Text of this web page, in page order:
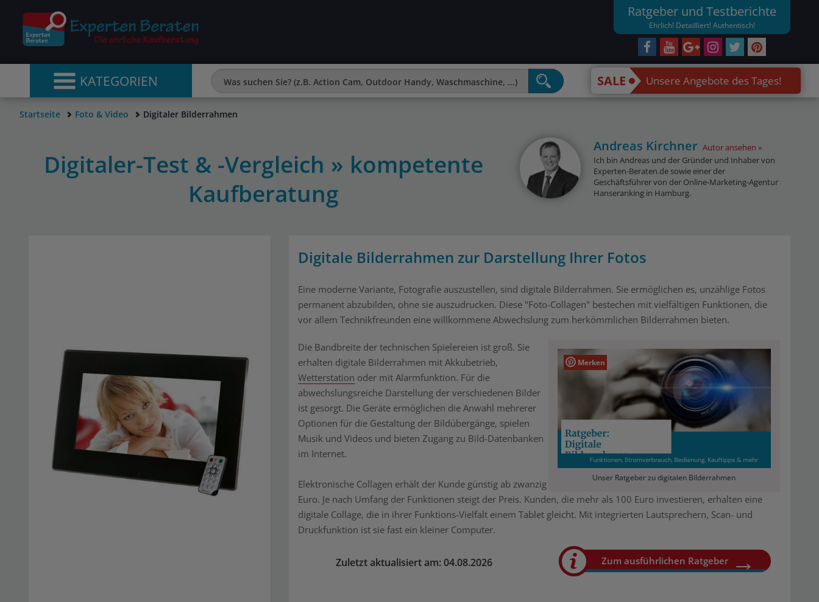
Ratgeber und Testberichte
Ehrlich! Detailliert! Authentisch!
KATEGORIEN SALE Unsere Angebote des Tages!
Startseite Foto & Video Digitaler Bilderrahmen
Digitaler-Test & -Vergleich » kompetente
Kaufberatung
Andreas Kirchner Autor ansehen
Ich bin Andreas und der Gründer und Inhaber von
Experten-Beraten.de sowie einer der
Geschäftsführer von der Online-Marketing-Agentur
Hanseranking in Hamburg.
Digitale Bilderrahmen zur Darstellung Ihrer Fotos
Eine moderne Variante, Fotografie auszustellen, sind digitale Bilderrahmen. Sie ermöglichen es, unzählige Fotos
permanent abzubilden, ohne sie auszudrucken. Diese "Foto-Collagen" bestechen mit vielfältigen Funktionen, die
vor allem Technikfreunden eine willkommene Abwechslung zum herkömmlichen Bilderrahmen bieten.
Merken
Unser Ratgeber zu digitalen Bilderrahmen
Die Bandbreite der technischen Spielereien ist groß. Sie
erhalten digitale Bilderrahmen mit Akkubetrieb,
Wetterstation oder mit Alarmfunktion. Für die
abwechslungsreiche Darstellung der verschiedenen Bilder
ist gesorgt. Die Geräte ermöglichen die Anwahl mehrerer
Optionen für die Gestaltung der Bildübergänge, spielen
Musik und Videos und bieten Zugang zu Bild-Datenbanken
im Internet.
Elektronische Collagen erhält der Kunde günstig ab zwanzig
Euro. Je nach Umfang der Funktionen steigt der Preis. Kunden, die mehr als 100 Euro investieren, erhalten eine
digitale Collage, die in ihrer Funktions-Vielfalt einem Tablet gleicht. Mit integrierten Lautsprechern, Scan- und
Druckfunktion ist sie fast ein kleiner Computer.
Zuletzt aktualisiert am: 04.08.2026 Zum ausführlichen Ratgeber